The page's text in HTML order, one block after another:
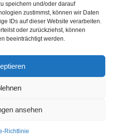
speichern und/oder darauf
zustimmst, können wir Daten
IDs auf dieser Website verarbeiten.
oder zurückziehst, können
beeinträchtigt werden.
ansehen
Richtlinie
Location
Logistik
Payment
Kassenlose Läden
Marketing
Datenschutz
Prozent Communication